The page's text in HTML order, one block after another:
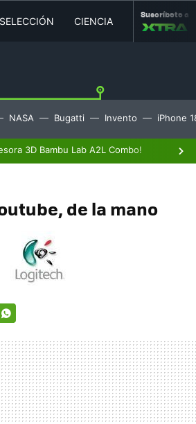
CIENCIA MOVILIDAD
Suscríbete a
NASA Bugatti Invento iPhone
3D Bambu Lab A2L Combo!
de la mano